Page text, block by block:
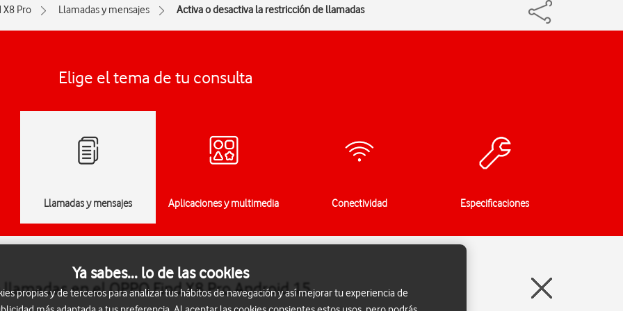
X8 Pro Llamadas y mensajes Activa o desactiva la restricción de llamadas
Elige el tema de tu consulta
Llamadas y mensajes Aplicaciones y multimedia Conectividad Especificaciones
en el OPPO Find X8 Pro Android 15
Ya sabes... lo de las cookies
propias y de terceros para analizar tus hábitos de navegación y así mejorar tu experiencia de